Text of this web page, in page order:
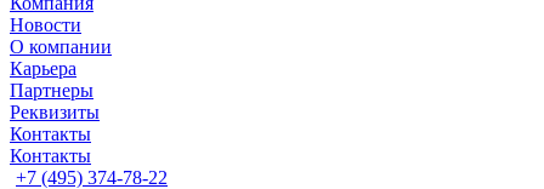
Новости
О компании
Карьера
Партнеры
Реквизиты
Контакты
Контакты
+7 (495) 374-78-22